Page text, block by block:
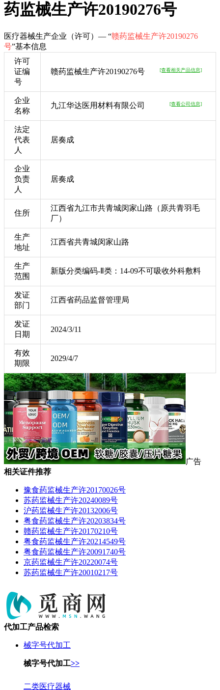
药监械生产许20190276号
医疗器械生产企业（许可）— “赣药监械生产许20190276
号”基本信息
许可
证编
号
赣药监械生产许20190276号 [查看相关产品信息]
企业
名称
九江华达医用材料有限公司 [查看公司信息]
法定
代表
人
居奏成
企业
负责
人
居奏成
住所
江西省九江市共青城闵家山路（原共青羽毛
厂）
生产
地址
江西省共青城闵家山路
生产
范围
新版分类编码-Ⅱ类：14-09不可吸收外科敷料
发证
部门
江西省药品监督管理局
发证
日期
2024/3/11
有效
期限
2029/4/7
广告
相关证件推荐
豫食药监械生产许20170026号
苏药监械生产许20240089号
沪药监械生产许20132006号
粤食药监械生产许20203834号
赣药监械生产许20170210号
粤食药监械生产许20214549号
粤食药监械生产许20091740号
京药监械生产许20220074号
苏药监械生产许20010217号
代加工产品检索
械字号代加工
械字号代加工>>
二类医疗器械